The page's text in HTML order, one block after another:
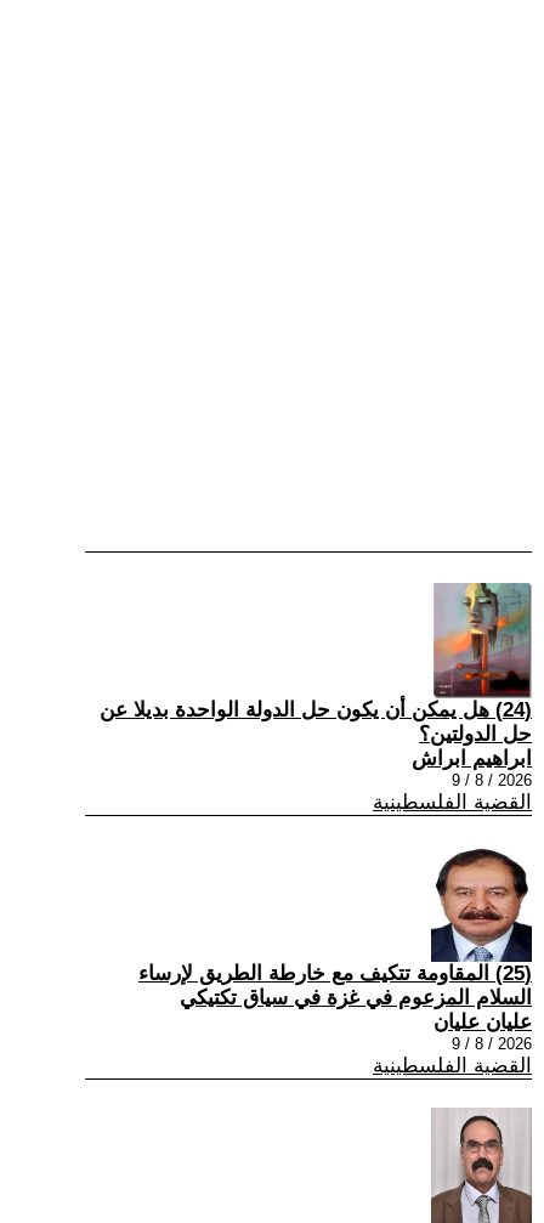
(24) هل يمكن أن يكون حل الدولة الواحدة بديلا عن
حل الدولتين؟
ابراهيم ابراش
2026 / 8 / 9
القضية الفلسطينية
(25) المقاومة تتكيف مع خارطة الطريق لإرساء
السلام المزعوم في غزة في سياق تكتيكي
عليان عليان
2026 / 8 / 9
القضية الفلسطينية